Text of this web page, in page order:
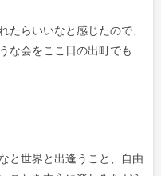
たらいいなと感じたので、
な会をここ日の出町でも
と世界と出逢うこと 、自由